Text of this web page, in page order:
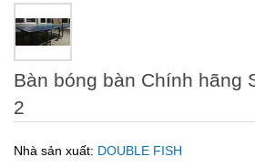
Bàn bóng bàn Chính hãng
2
Nhà sản xuất: DOUBLE FISH